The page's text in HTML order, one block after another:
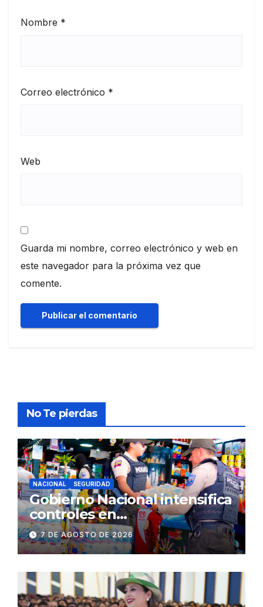
Nombre *
Correo electrónico *
Web
Guarda mi nombre, correo electrónico y web en
este navegador para la próxima vez que
comente.
No Te pierdas
NACIONAL SEGURIDAD
Gobierno Nacional intensifica
controles en
establecimientos y espacios
públicos de Pichincha: 684
operativos en zonas
comerciales y de
concurrencia
7 DE AGOSTO DE 2026